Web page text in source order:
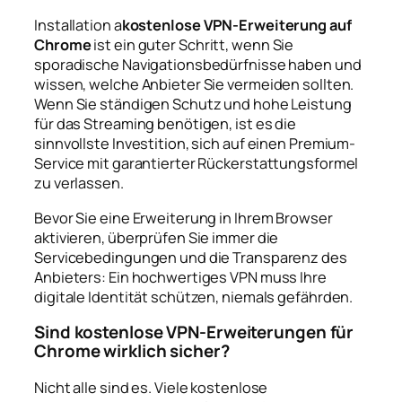
Installation akostenlose VPN-Erweiterung auf
Chromeist ein guter Schritt, wenn Sie
sporadische Navigationsbedürfnisse haben und
wissen, welche Anbieter Sie vermeiden sollten.
Wenn Sie ständigen Schutz und hohe Leistung
für das Streaming benötigen, ist es die
sinnvollste Investition, sich auf einen Premium-
Service mit garantierter Rückerstattungsformel
zu verlassen.
Bevor Sie eine Erweiterung in Ihrem Browser
aktivieren, überprüfen Sie immer die
Servicebedingungen und die Transparenz des
Anbieters: Ein hochwertiges VPN muss Ihre
digitale Identität schützen, niemals gefährden.
Sind kostenlose VPN-Erweiterungen für
Chrome wirklich sicher?
Nicht alle sind es. Viele kostenlose